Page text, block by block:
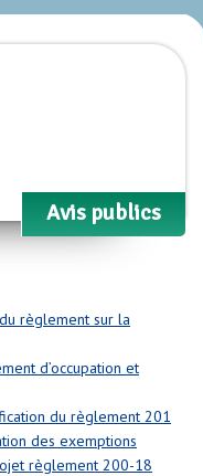
Avis publics
règlement sur la
d’occupation et
du règlement 201
des exemptions
règlement 200-18